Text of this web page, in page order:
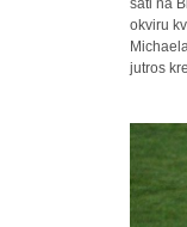
okviru
jutros